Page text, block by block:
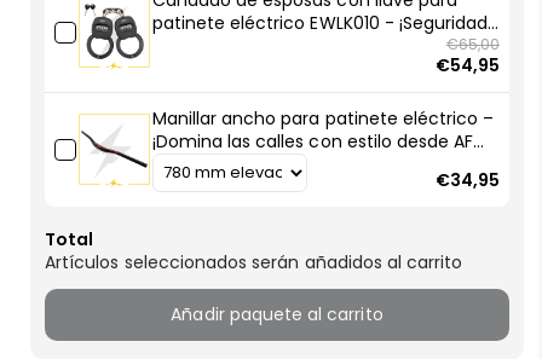
patinete eléctrico EWLK010 - ¡Seguridad
€65,00
€54,95
Manillar ancho para patinete eléctrico –
¡Domina las calles con estilo desde AF
SCOOTERS!
€34,95
Total
Artículos seleccionados serán añadidos al carrito
Añadir paquete al carrito